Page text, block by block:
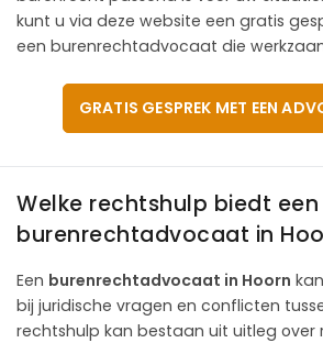
kunt u via deze website een gratis
een burenrechtadvocaat die
GRATIS GESPREK MET EEN
Welke rechtshulp biedt een
burenrechtadvocaat in
Een burenrechtadvocaat in Hoorn
bij juridische vragen en conflicten
rechtshulp kan bestaan uit uitleg over